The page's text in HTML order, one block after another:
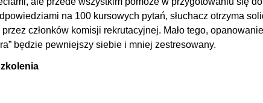
[30]
i broadcast? [31]
na 100 kursowych pytań, słuchacz otrzyma
członków komisji rekrutacyjnej. Mało tego,
będzie pewniejszy siebie i mniej zestresowany.